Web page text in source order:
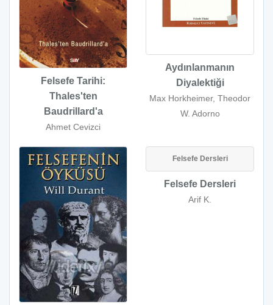
Felsefe Tarihi:
Thales'ten
Baudrillard'a
Ahmet Cevizci
Aydınlanmanın
Diyalektiği
Max Horkheimer, Theodor
W. Adorno
Felsefe Dersleri
Felsefe Dersleri
Arif K.